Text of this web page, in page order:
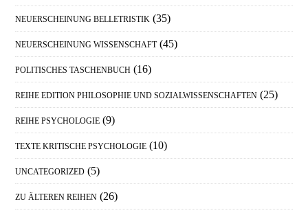
NEUERSCHEINUNG BELLETRISTIK (35)
NEUERSCHEINUNG WISSENSCHAFT (45)
POLITISCHES TASCHENBUCH (16)
REIHE EDITION PHILOSOPHIE UND SOZIALWISSENSCHAFTEN (25)
REIHE PSYCHOLOGIE (9)
TEXTE KRITISCHE PSYCHOLOGIE (10)
UNCATEGORIZED (5)
ZU ÄLTEREN REIHEN (26)